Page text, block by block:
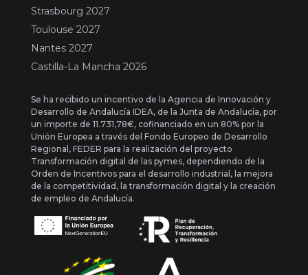
Strasbourg 2027
Toulouse 2027
Nantes 2027
Castilla-La Mancha 2026
Se ha recibido un incentivo de la Agencia de Innovación y
Desarrollo de Andalucía IDEA, de la Junta de Andalucía, por
un importe de 11.731,78€, cofinanciado en un 80% por la
Unión Europea a través del Fondo Europeo de Desarrollo
Regional, FEDER para la realización del proyecto
Transformación digital de las pymes, dependiendo de la
Orden de Incentivos para el desarrollo industrial, la mejora
de la competitividad, la transformación digital y la creación
de empleo de Andalucía.